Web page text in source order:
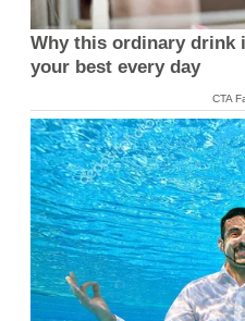
Why this ordinary drink
your best every day
CTA